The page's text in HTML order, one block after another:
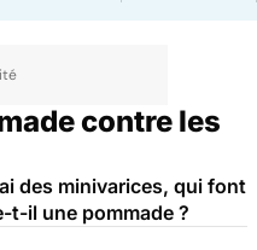
contre les
des minivarices, qui font
t-il une pommade ?